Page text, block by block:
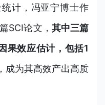
计，冯亚宁博士作
SCI论文， 其中三篇
果效应估计，包括1
，成为其高效产出高质